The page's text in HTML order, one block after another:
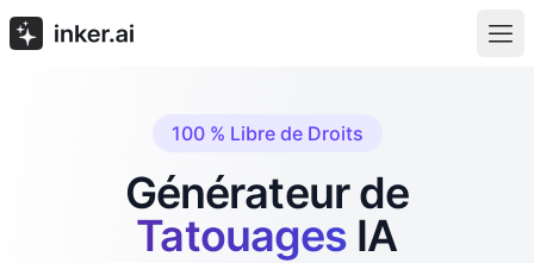
100 % Libre de Droits
Générateur de
Tatouages IA